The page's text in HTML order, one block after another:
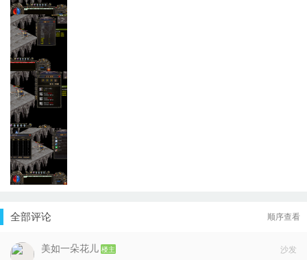
全部评论 顺序查看
美如一朵花儿 楼主 沙发